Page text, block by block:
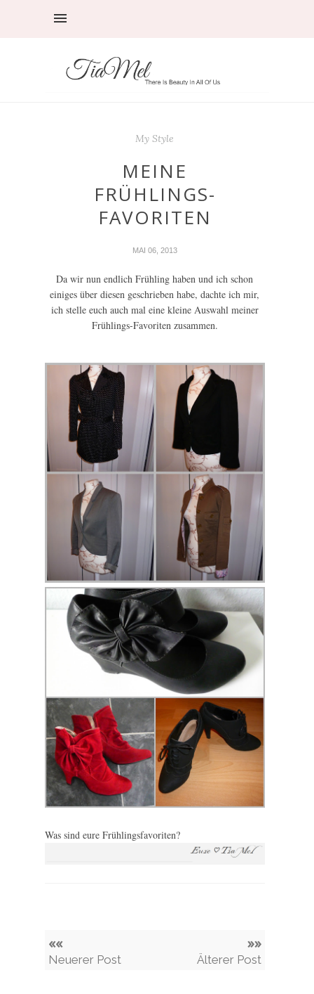
My Style
MEINE
FRÜHLINGS-
FAVORITEN
MAI 06, 2013
Da wir nun endlich Frühling haben und ich schon
einiges über diesen geschrieben habe, dachte ich mir,
ich stelle euch auch mal eine kleine Auswahl meiner
Frühlings-Favoriten zusammen.
Was sind eure Frühlingsfavoriten?
««
Neuerer Post
»»
Älterer Post